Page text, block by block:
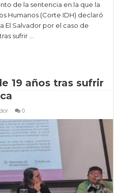
de la sentencia en la que la
Humanos (Corte IDH) declaró
El Salvador por el caso de
sufrir …
19 años tras sufrir
0